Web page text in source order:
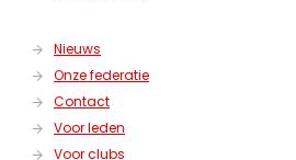
Nieuws
Onze federatie
Contact
Voor leden
Voor clubs